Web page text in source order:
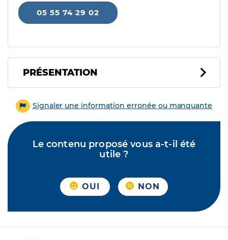
05 55 74 29 02
PRÉSENTATION
Signaler une information erronée ou manquante
Le contenu proposé vous a-t-il été
utile ?
OUI NON